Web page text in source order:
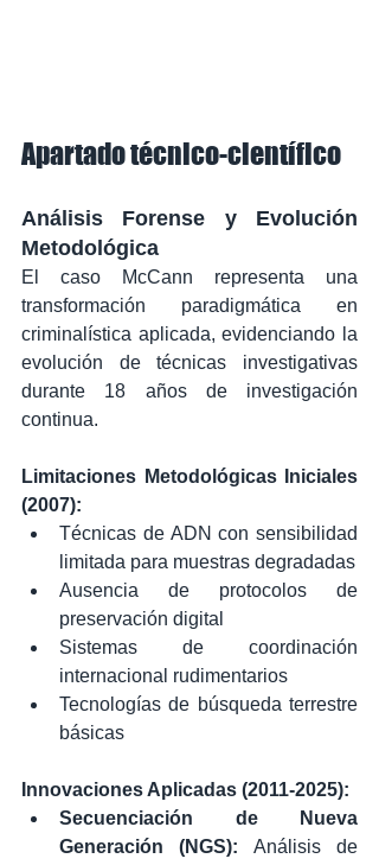
Apartado técnico-científico
Análisis Forense y Evolución
Metodológica
El caso McCann representa una
transformación paradigmática en
criminalística aplicada, evidenciando la
evolución de técnicas investigativas
durante 18 años de investigación
continua.
Limitaciones Metodológicas Iniciales
(2007):
Técnicas de ADN con sensibilidad
limitada para muestras degradadas
Ausencia de protocolos de
preservación digital
Sistemas de coordinación
internacional rudimentarios
Tecnologías de búsqueda terrestre
básicas
Innovaciones Aplicadas (2011-2025):
Secuenciación de Nueva
Generación (NGS): Análisis de